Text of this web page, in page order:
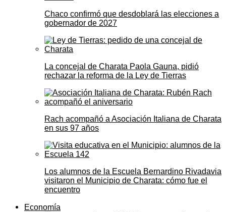
Chaco confirmó que desdoblará las elecciones a
gobernador de 2027
La concejal de Charata Paola Gauna, pidió
rechazar la reforma de la Ley de Tierras
Rach acompañó a Asociación Italiana de Charata
en sus 97 años
Los alumnos de la Escuela Bernardino Rivadavia
visitaron el Municipio de Charata: cómo fue el
encuentro
Economía